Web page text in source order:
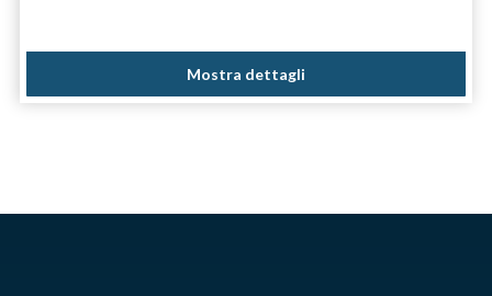
Mostra dettagli